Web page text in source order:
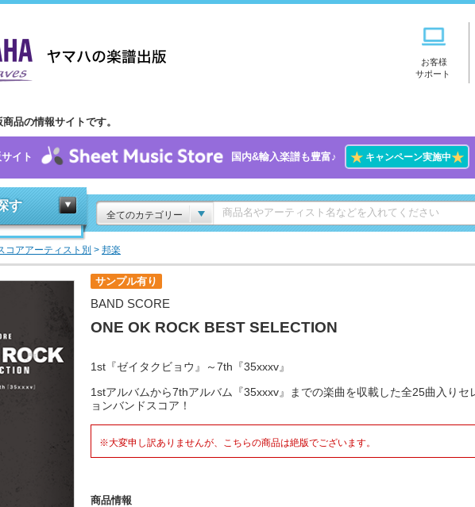
お客様
サポート
品の情報サイトです。
イト 国内&輸入楽譜も豊富♪ ★キャンペーン実施中★
す
全てのカテゴリー
コアアーティスト別 > 邦楽
サンプル有り
BAND SCORE
ONE OK ROCK BEST SELECTION
1st『ゼイタクビョウ』～7th『35xxxv』
1stアルバムから7thアルバム『35xxxv』までの楽曲を収載した全25曲入りセ
ョンバンドスコア！
※大変申し訳ありませんが、こちらの商品は絶版でございます。
商品情報